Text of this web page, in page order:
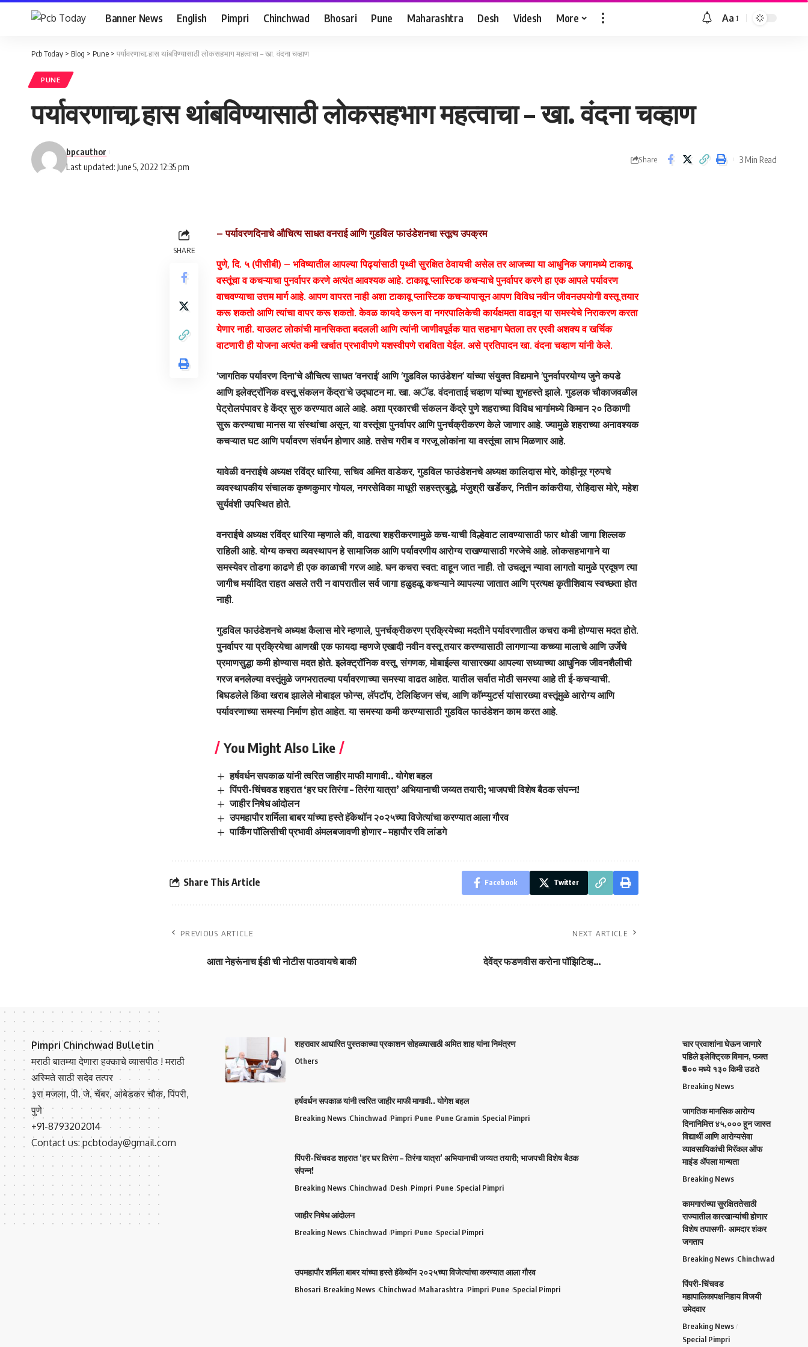
Banner News English Pimpri Chinchwad Bhosari Pune Maharashtra Desh Videsh More
Font
Aa
Pcb Today > Blog > Pune > पर्यावरणाचा र्‍हास थांबविण्यासाठी लोकसहभाग महत्वाचा – खा. वंदना चव्हाण
PUNE
पर्यावरणाचा र्‍हास थांबविण्यासाठी लोकसहभाग महत्वाचा – खा. वंदना चव्हाण
Last updated: June 5, 2022 12:35 pm
bpcauthor
Share 3 Min Read
SHARE
– पर्यावरणदिनाचे औचित्य साधत वनराई आणि गुडविल फाउंडेशनचा स्तूत्य उपक्रम
पुणे, दि. ५ (पीसीबी) – भविष्यातील आपल्या पिढ्यांसाठी पृथ्वी सुरक्षित ठेवायची असेल तर आजच्या या आधुनिक जगामध्ये टाकावू
वस्तूंचा व कचऱ्याचा पुनर्वापर करणे अत्यंत आवश्यक आहे. टाकावू प्लास्टिक कचऱ्याचे पुनर्वापर करणे हा एक आपले पर्यावरण
वाचवण्याचा उत्तम मार्ग आहे. आपण वापरत नाही अशा टाकावू प्लास्टिक कचऱ्यापासून आपण विविध नवीन जीवनउपयोगी वस्तू तयार
करू शकतो आणि त्यांचा वापर करू शकतो. केवळ कायदे करून वा नगरपालिकेची कार्यक्षमता वाढवून या समस्येचे निराकरण करता
येणार नाही. याउलट लोकांची मानसिकता बदलली आणि त्यांनी जाणीवपूर्वक यात सहभाग घेतला तर एरवी अशक्य व खर्चिक
वाटणारी ही योजना अत्यंत कमी खर्चात प्रभावीपणे यशस्वीपणे राबविता येईल. असे प्रतिपादन खा. वंदना चव्हाण यांनी केले.
‘जागतिक पर्यावरण दिना’चे औचित्य साधत ‘वनराई’ आणि ‘गुडविल फाउंडेशन’ यांच्या संयुक्त विद्यमाने ‘पुनर्वापरयोग्य जुने कपडे
आणि इलेक्ट्रॉनिक वस्तू संकलन केंद्रा’चे उद्घाटन मा. खा. अॅड. वंदनाताई चव्हाण यांच्या शुभहस्ते झाले. गुडलक चौकाजवळील
पेट्रोलपंपावर हे केंद्र सुरु करण्यात आले आहे. अशा प्रकारची संकलन केंद्रे पुणे शहराच्या विविध भागांमध्ये किमान २० ठिकाणी
सुरू करण्याचा मानस या संस्थांचा असून, या वस्तूंचा पुनर्वापर आणि पुनर्चक्रीकरण केले जाणार आहे. ज्यामुळे शहराच्या अनावश्यक
कचऱ्यात घट आणि पर्यावरण संवर्धन होणार आहे. तसेच गरीब व गरजू लोकांना या वस्तूंचा लाभ मिळणार आहे.
यावेळी वनराईचे अध्यक्ष रविंद्र धारिया, सचिव अमित वाडेकर, गुडविल फाउंडेशनचे अध्यक्ष कालिदास मोरे, कोहीनूर ग्रुपचे
व्यवस्थापकीय संचालक कृष्णकुमार गोयल, नगरसेविका माधूरी सहस्त्रबुद्धे, मंजुश्री खर्डेकर, नितीन कांकरीया, रोहिदास मोरे, महेश
सुर्यवंशी उपस्थित होते.
वनराईचे अध्यक्ष रविंद्र धारिया म्हणाले की, वाढत्या शहरीकरणामुळे कच-याची विल्हेवाट लावण्यासाठी फार थोडी जागा शिल्लक
राहिली आहे. योग्य कचरा व्यवस्थापन हे सामाजिक आणि पर्यावरणीय आरोग्य राखण्यासाठी गरजेचे आहे. लोकसहभागाने या
समस्येवर तोडगा काढणे ही एक काळाची गरज आहे. घन कचरा स्वत: वाहून जात नाही. तो उचलून न्यावा लागतो यामुळे प्रदूषण त्या
जागीच मर्यादित राहत असले तरी न वापरातील सर्व जागा हळुहळू कचऱ्याने व्यापल्या जातात आणि प्रत्यक्ष कृतीशिवाय स्वच्छता होत
नाही.
गुडविल फाउंडेशनचे अध्यक्ष कैलास मोरे म्हणाले, पुनर्चक्रीकरण प्रक्रियेच्या मदतीने पर्यावरणातील कचरा कमी होण्यास मदत होते.
पुनर्वापर या प्रक्रियेचा आणखी एक फायदा म्हणजे एखादी नवीन वस्तू तयार करण्यासाठी लागणाऱ्या कच्च्या मालाचे आणि उर्जेचे
प्रमाणसुद्धा कमी होण्यास मदत होते. इलेक्ट्रॉनिक वस्तू, संगणक, मोबाईल्स यासारख्या आपल्या सध्याच्या आधुनिक जीवनशैलीची
गरज बनलेल्या वस्तूंमुळे जगभरातल्या पर्यावरणाच्या समस्या वाढत आहेत. यातील सर्वात मोठी समस्या आहे ती ई-कचऱ्याची.
बिघडलेले किंवा खराब झालेले मोबाइल फोन्स, लॅपटॉप, टेलिव्हिजन संच, आणि कॉम्प्युटर्स यांसारख्या वस्तूंमुळे आरोग्य आणि
पर्यावरणाच्या समस्या निर्माण होत आहेत. या समस्या कमी करण्यासाठी गुडविल फाउंडेशन काम करत आहे.
You Might Also Like
हर्षवर्धन सपकाळ यांनी त्वरित जाहीर माफी मागावी.. योगेश बहल
पिंपरी-चिंचवड शहरात ‘हर घर तिरंगा – तिरंगा यात्रा’ अभियानाची जय्यत तयारी; भाजपची विशेष बैठक संपन्न!
जाहीर निषेध आंदोलन
उपमहापौर शर्मिला बाबर यांच्या हस्ते हॅकेथॉन २०२५च्या विजेत्यांचा करण्यात आला गौरव
पार्किंग पॉलिसीची प्रभावी अंमलबजावणी होणार – महापौर रवि लांडगे
Share This Article Facebook Twitter
PREVIOUS ARTICLE
आता नेहरूंनाच ईडी ची नोटीस पाठवायचे बाकी
NEXT ARTICLE
देवेंद्र फडणवीस करोना पॉझिटिव्ह…
Pimpri Chinchwad Bulletin
मराठी बातम्या देणारा हक्काचे व्यासपीठ ! मराठी
अस्मिते साठी सदेव तत्पर
३रा मजला, पी. जे. चेंबर, आंबेडकर चौक, पिंपरी,
पुणे
+91-8793202014
Contact us: pcbtoday@gmail.com
शहरावार आधारित पुस्तकाच्या प्रकाशन सोहळ्यासाठी अमित शाह यांना निमंत्रण
Others
हर्षवर्धन सपकाळ यांनी त्वरित जाहीर माफी मागावी.. योगेश बहल
Breaking News Chinchwad Pimpri Pune Pune Gramin Special Pimpri
पिंपरी-चिंचवड शहरात ‘हर घर तिरंगा – तिरंगा यात्रा’ अभियानाची जय्यत तयारी; भाजपची विशेष बैठक
संपन्न!
Breaking News Chinchwad Desh Pimpri Pune Special Pimpri
जाहीर निषेध आंदोलन
Breaking News Chinchwad Pimpri Pune Special Pimpri
उपमहापौर शर्मिला बाबर यांच्या हस्ते हॅकेथॉन २०२५च्या विजेत्यांचा करण्यात आला गौरव
Bhosari Breaking News Chinchwad Maharashtra Pimpri Pune Special Pimpri
चार प्रवाशांना घेऊन जाणारे
पहिले इलेक्ट्रिक विमान, फक्त
₹७०० मध्ये १३० किमी उडते
Breaking News
जागतिक मानसिक आरोग्य
दिनानिमित्त ४५,००० हून जास्त
विद्यार्थी आणि आरोग्यसेवा
व्यावसायिकांची मिरॅकल ऑफ
माइंड ॲपला मान्यता
Breaking News
कामगारांच्या सुरक्षिततेसाठी
राज्यातील कारखान्यांची होणार
विशेष तपासणी- आमदार शंकर
जगताप
Breaking News Chinchwad
पिंपरी-चिंचवड
महापालिकापक्षनिहाय विजयी
उमेदवार
Breaking News
Special Pimpri